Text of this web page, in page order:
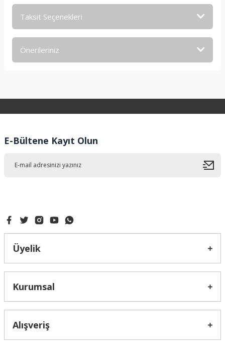
Taksit Seçenekleri
Önerileriniz
Ürün açıklamasında eksik bilgiler bulunuyor.
Ürün fiyatı diğer sitelerden daha pahalı.
E-Bültene Kayıt Olun
Üyelik
Kurumsal
Alışveriş